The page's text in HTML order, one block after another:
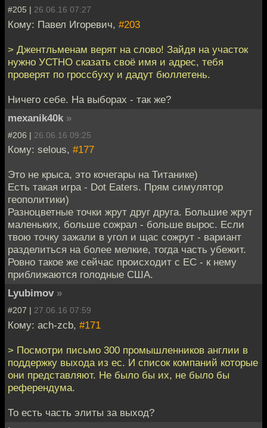
#205 | 26.06.16 07:27
Кому: Павел Игоревич, #203
> Джентльменам верят на слово! Зайдя на участок
нужно УСТНО сказать своё имя и адрес, тебя
проверят по гроссбуху и дадут бюллетень.
Ничего себе. На выборах - так же?
mexanik40k »
#206 | 26.06.16 09:25
Кому: selous, #177
Это не крыса, это кочегары на Титанике)
Есть такая игра - Dot Eaters. Прям симулятор
геополитики)
Разноцветные точки жрут друг друга. Большие жрут
маленьких, больше сожрал - больше вырос. Если
твою точку зажали в угол и щас сожрут - вариант
разделиться на более мелкие, тогда часть убежит.
Ровно такое же сейчас происходит с ЕС - к нему
приближаются голодные США.
Lyubimov »
#207 | 27.06.16 07:59
Кому: ach-zcb, #171
> Посмотри письмо 300 промышленников англии в
поддержку выхода из ес. И список компаний которые
они представляют. Не было бы их, не было бы
референдума.
То есть часть элиты за выход?